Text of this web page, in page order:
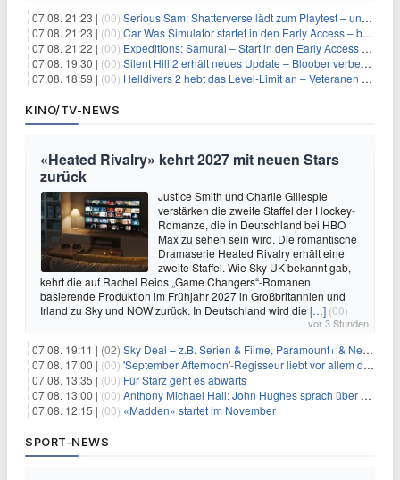
07.08. 21:23 | (00) Serious Sam: Shatterverse lädt zum Playtest – und erscheint schon bald!
07.08. 21:23 | (00) Car Was Simulator startet in den Early Access – bald gehts los!
07.08. 21:22 | (00) Expeditions: Samurai – Start in den Early Access ab heute im feudalen Japan
07.08. 19:30 | (00) Silent Hill 2 erhält neues Update – Bloober verbessert Grafik und Performance
07.08. 18:59 | (00) Helldivers 2 hebt das Level-Limit an – Veteranen können endlich weiter aufsteigen
KINO/TV-NEWS
«Heated Rivalry» kehrt 2027 mit neuen Stars
zurück
Justice Smith und Charlie Gillespie
verstärken die zweite Staffel der Hockey-
Romanze, die in Deutschland bei HBO
Max zu sehen sein wird. Die romantische
Dramaserie Heated Rivalry erhält eine
zweite Staffel. Wie Sky UK bekannt gab,
kehrt die auf Rachel Reids „Game Changers“-Romanen
basierende Produktion im Frühjahr 2027 in Großbritannien und
Irland zu Sky und NOW zurück. In Deutschland wird die […] (00)
vor 3 Stunden
07.08. 19:11 | (02) Sky Deal – z.B. Serien & Filme, Paramount+ & Netflix für 19,99€/Monat
07.08. 17:00 | (00) 'September Afternoon'-Regisseur liebt vor allem die 'Banalität' in seinen Filmen
07.08. 13:35 | (00) Für Starz geht es abwärts
07.08. 13:00 | (00) Anthony Michael Hall: John Hughes sprach über eine Fortsetzung von 'The Breakfast Club'
07.08. 12:15 | (00) «Madden» startet im November
SPORT-NEWS